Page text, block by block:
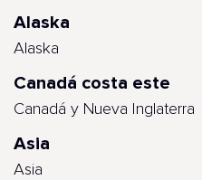
Alaska
Alaska
Canadá costa este
Canadá y Nueva Inglaterra
Asia
Asia